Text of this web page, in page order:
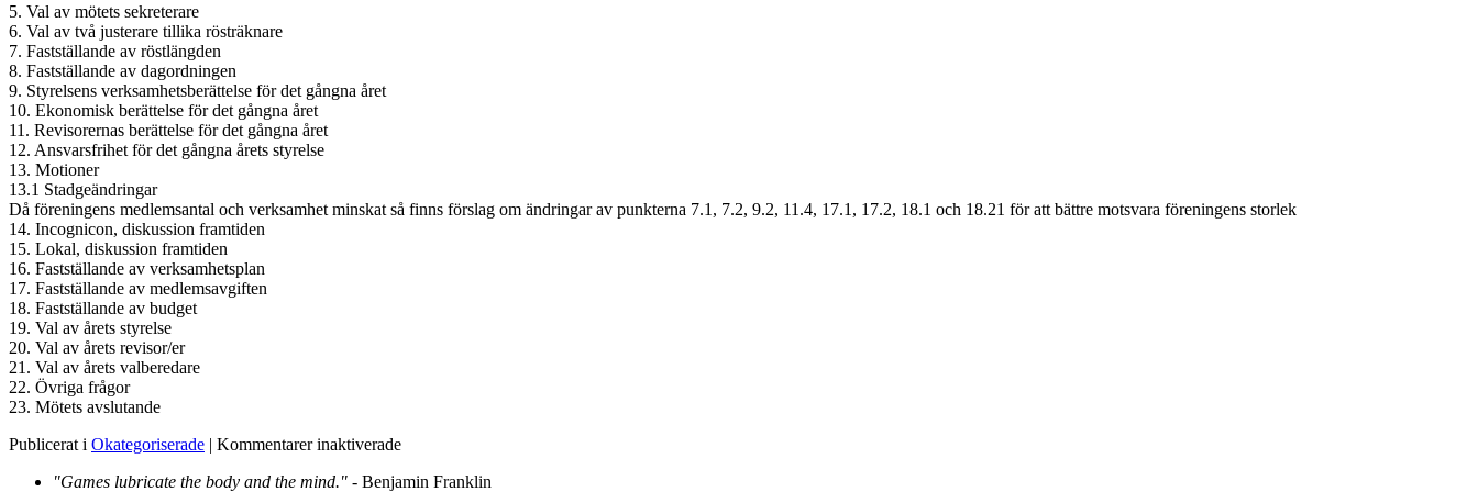
5. Val av mötets sekreterare
6. Val av två justerare tillika rösträknare
7. Fastställande av röstlängden
8. Fastställande av dagordningen
9. Styrelsens verksamhetsberättelse för det gångna året
10. Ekonomisk berättelse för det gångna året
11. Revisorernas berättelse för det gångna året
12. Ansvarsfrihet för det gångna årets styrelse
13. Motioner
13.1 Stadgeändringar
Då föreningens medlemsantal och verksamhet minskat så finns förslag om ändringar av punkterna 7.1, 7.2, 9.2, 11.4, 17.1, 17.2, 18.1 och 18.21 för att bättre motsvara föreningens storlek
14. Incognicon, diskussion framtiden
15. Lokal, diskussion framtiden
16. Fastställande av verksamhetsplan
17. Fastställande av medlemsavgiften
18. Fastställande av budget
19. Val av årets styrelse
20. Val av årets revisor/er
21. Val av årets valberedare
22. Övriga frågor
23. Mötets avslutande
Publicerat i Okategoriserade | Kommentarer inaktiveradeför
till
"Games lubricate the body and the mind." - Benjamin Franklin